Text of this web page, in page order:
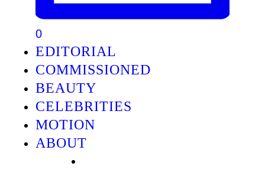
0
EDITORIAL
COMMISSIONED
BEAUTY
CELEBRITIES
MOTION
ABOUT